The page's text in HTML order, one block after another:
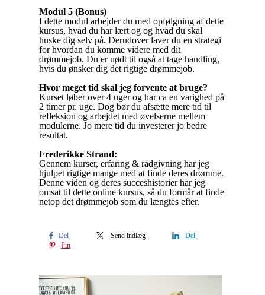
Modul 5 (Bonus)
I dette modul arbejder du med opfølgning af dette
kursus, hvad du har lært og og hvad du skal
huske dig selv på. Derudover laver du en strategi
for hvordan du komme videre med dit
drømmejob. Du er nødt til også at tage handling,
hvis du ønsker dig det rigtige drømmejob.
Hvor meget tid skal jeg forvente at bruge?
Kurset løber over 4 uger og har ca en varighed på
2 timer pr. uge. Dog bør du afsætte mere tid til
refleksion og arbejdet med øvelserne mellem
modulerne. Jo mere tid du investerer jo bedre
resultat.
Frederikke Strand:
Gennem kurser, erfaring & rådgivning har jeg
hjulpet rigtige mange med at finde deres drømme.
Denne viden og deres succeshistorier har jeg
omsat til dette online kursus, så du formår at finde
netop det drømmejob som du længtes efter.
Del Send indlæg
Del
Pin